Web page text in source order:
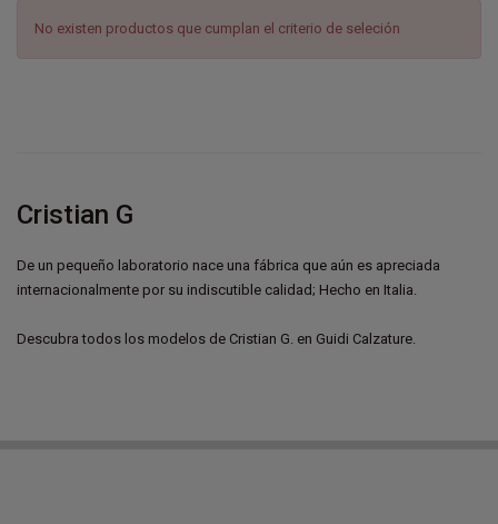
No existen productos que cumplan el criterio de seleción
Cristian G
De un pequeño laboratorio nace una fábrica que aún es apreciada
internacionalmente por su indiscutible calidad; Hecho en Italia.
Descubra todos los modelos de Cristian G. en Guidi Calzature.